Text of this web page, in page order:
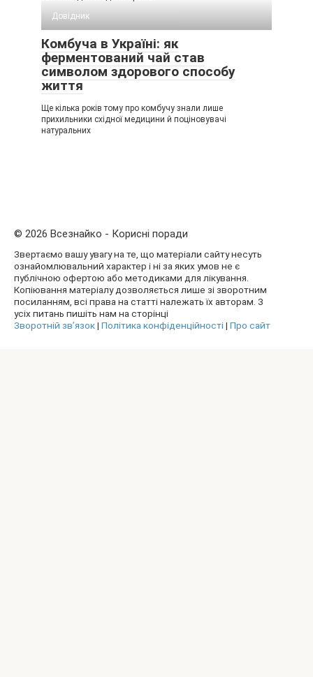
Довідник
Комбуча в Україні: як
ферментований чай став
символом здорового способу
життя
Ще кілька років тому про комбучу знали лише
прихильники східної медицини й поціновувачі
натуральних
© 2026 Всезнайко - Корисні поради
Звертаємо вашу увагу на те, що матеріали сайту несуть
ознайомлювальний характер і ні за яких умов не є
публічною офертою або методиками для лікування.
Копіювання матеріалу дозволяється лише зі зворотним
посиланням, всі права на статті належать їх авторам. З
усіх питань пишіть нам на сторінці
Зворотній зв’язок| Політика конфіденційності| Про сайт